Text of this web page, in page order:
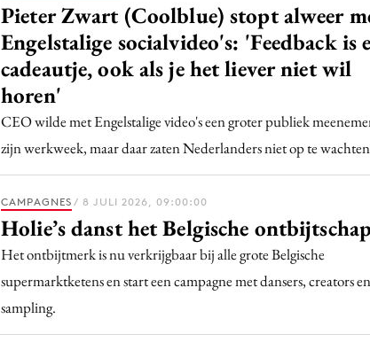
Pieter Zwart (Coolblue) stopt alweer
Engelstalige socialvideo's: 'Feedback is
cadeautje, ook als je het liever niet wil
horen'
CEO wilde met Engelstalige video's een groter publiek
zijn werkweek, maar daar zaten Nederlanders niet op te
CAMPAGNES / 8 JULI 2026, 09:00:00
Holie’s danst het Belgische
Het ontbijtmerk is nu verkrijgbaar bij alle grote Belgische
supermarktketens en start een campagne met dansers, creators en
sampling.